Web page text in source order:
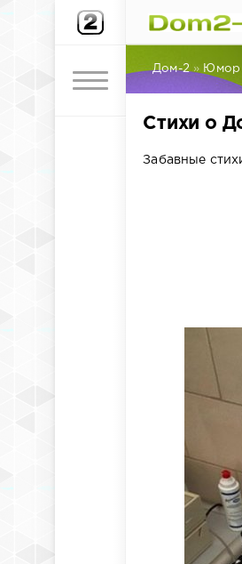
Дом-2 » Юмор
Стихи о
Забавные